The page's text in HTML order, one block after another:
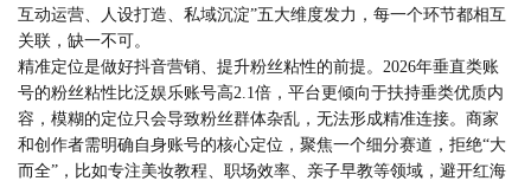
互动运营、人设打造、私域沉淀”五大维度发力，每一个环节都相互
关联，缺一不可。
精准定位是做好抖音营销、提升粉丝粘性的前提。2026年垂直类账
号的粉丝粘性比泛娱乐账号高2.1倍，平台更倾向于扶持垂类优质内
容，模糊的定位只会导致粉丝群体杂乱，无法形成精准连接。商家
和创作者需明确自身账号的核心定位，聚焦一个细分赛道，拒绝“大
而全”，比如专注美妆教程、职场效率、亲子早教等领域，避开红海